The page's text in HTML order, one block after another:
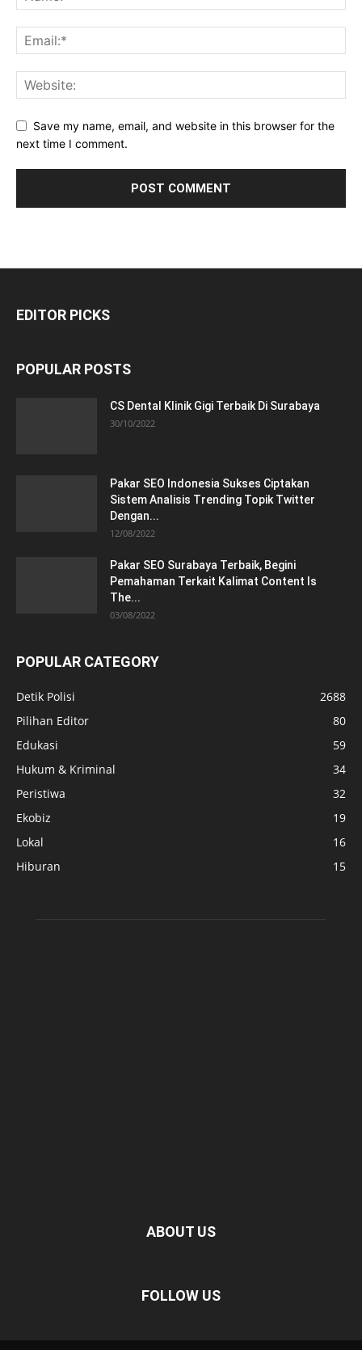
Save my name, email, and website in this browser for the
next time I comment.
EDITOR PICKS
POPULAR POSTS
CS Dental Klinik Gigi Terbaik Di Surabaya
30/10/2022
Pakar SEO Indonesia Sukses Ciptakan
Sistem Analisis Trending Topik Twitter
Dengan...
12/08/2022
Pakar SEO Surabaya Terbaik, Begini
Pemahaman Terkait Kalimat Content Is
The...
03/08/2022
POPULAR CATEGORY
Detik Polisi
2688
Pilihan Editor
80
Edukasi
59
Hukum & Kriminal
34
Peristiwa
32
Ekobiz
19
Lokal
16
Hiburan
15
ABOUT US
FOLLOW US